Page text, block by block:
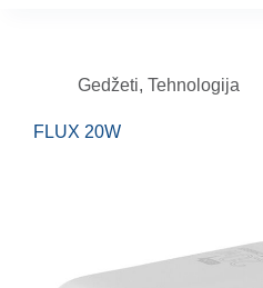
Gedžeti, Tehnologija
FLUX 20W